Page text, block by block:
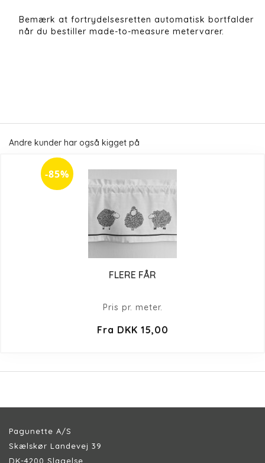
Bemærk at fortrydelsesretten automatisk bortfalder
når du bestiller made-to-measure metervarer.
Andre kunder har også kigget på
-85%
FLERE FÅR
Pris pr. meter.
Fra DKK 15,00
Pagunette A/S
Skælskør Landevej 39
DK-4200 Slagelse